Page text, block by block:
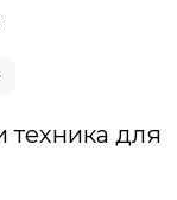
техника для